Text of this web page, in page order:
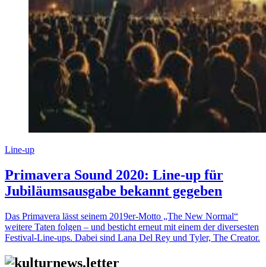
Line-up
Primavera Sound 2020: Line-up für
Jubiläumsausgabe bekannt gegeben
Das Primavera lässt seinem 2019er-Motto „The New Normal“
weitere Taten folgen – und besticht erneut mit einem der diversesten
Festival-Line-ups. Dabei sind Lana Del Rey und Tyler, The Creator.